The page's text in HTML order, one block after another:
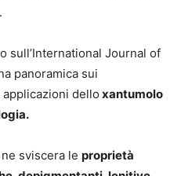
sull’International Journal of
panoramica sui
applicazioni dello xantumolo
sviscera le proprietà